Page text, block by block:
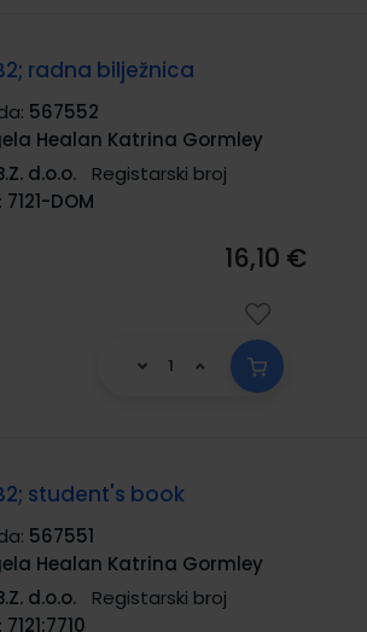
radna bilježnica
567552
Healan Katrina Gormley
d.o.o.
Registarski broj
7121-DOM
16,10 €
student's book
567551
Healan Katrina Gormley
d.o.o.
Registarski broj
7121;7710